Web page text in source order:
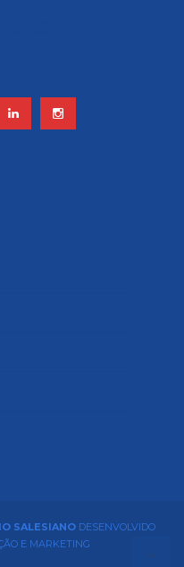
SALESIANO DESENVOLVIDO
E MARKETING